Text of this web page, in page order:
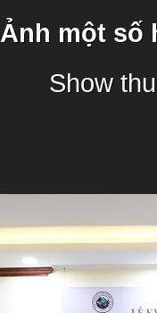
Ảnh một số
Show